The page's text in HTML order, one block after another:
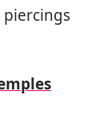
piercings